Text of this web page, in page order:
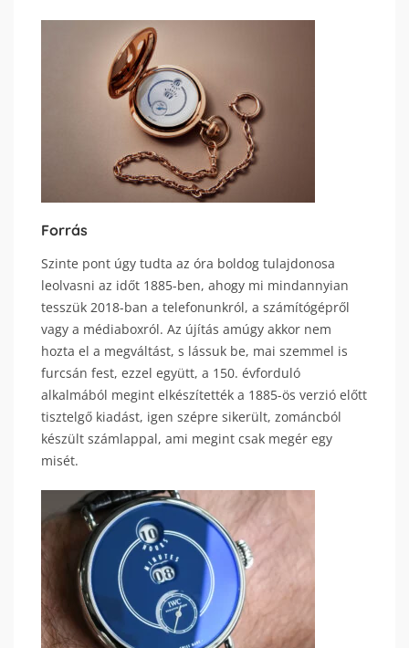
Forrás
Szinte pont úgy tudta az óra boldog tulajdonosa
leolvasni az időt 1885-ben, ahogy mi mindannyian
tesszük 2018-ban a telefonunkról, a számítógépről
vagy a médiaboxról. Az újítás amúgy akkor nem
hozta el a megváltást, s lássuk be, mai szemmel is
furcsán fest, ezzel együtt, a 150. évforduló
alkalmából megint elkészítették a 1885-ös verzió előtt
tisztelgő kiadást, igen szépre sikerült, zománcból
készült számlappal, ami megint csak megér egy
misét.